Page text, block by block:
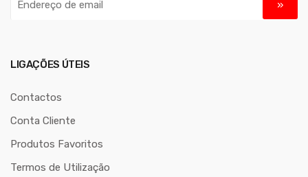
r
ç
e
e
LIGAÇÕES ÚTEIS
Contactos
Conta Cliente
Produtos Favoritos
Termos de Utilização